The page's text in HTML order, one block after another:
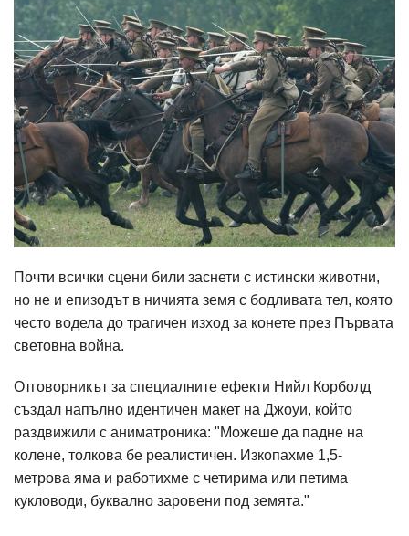
Почти всички сцени били заснети с истински животни,
но не и епизодът в ничията земя с бодливата тел, която
често водела до трагичен изход за конете през Първата
световна война.
Отговорникът за специалните ефекти Нийл Корболд
създал напълно идентичен макет на Джоуи, който
раздвижили с аниматроника: "Можеше да падне на
колене, толкова бе реалистичен. Изкопахме 1,5-
метрова яма и работихме с четирима или петима
кукловоди, буквално заровени под земята."